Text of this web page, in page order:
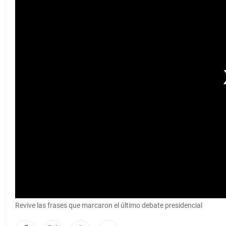
Revive las frases que marcaron el último debate presidencial